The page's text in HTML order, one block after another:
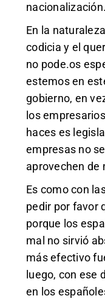
nacionalización.
En la
codicia y el
no pode.os
estemos en
gobierno, en
los
haces es
empresas no
aprovechen de
Es como con
pedir por favor
porque los
mal no sirvió
más efectivo
luego, con ese
en los